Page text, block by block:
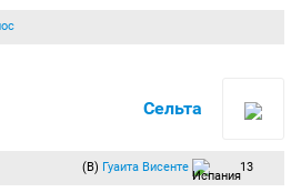
Сельта
(В) Гуаита Висенте 13